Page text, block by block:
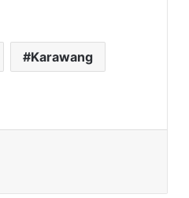
Karawang